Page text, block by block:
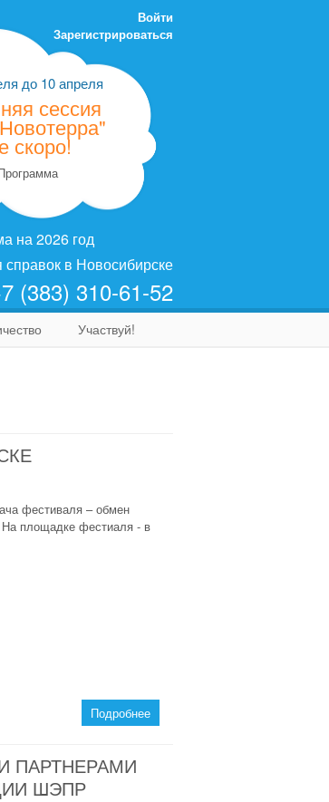
Войти
Зарегистрироваться
до 10 апреля
сессия
скоро!
на 2026 год
в Новосибирске
(383) 310-61-52
Участвуй!
фестиваля – обмен
площадке фестиаля - в
Подробнее
ПАРТНЕРАМИ
ШЭПР